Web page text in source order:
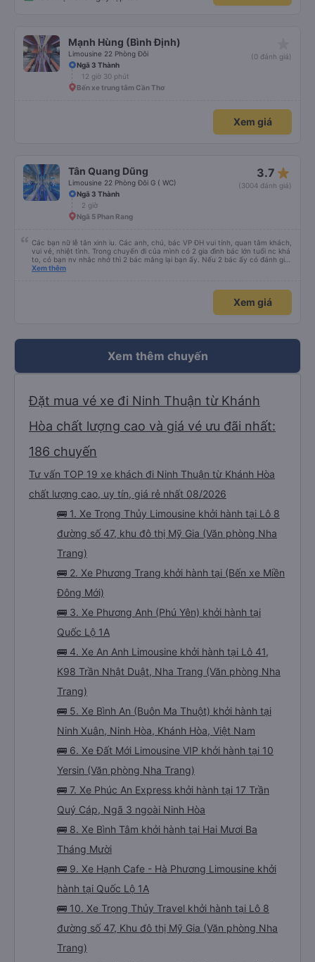
Mạnh Hùng (Bình Định)
Limousine 22 Phòng Đôi
(0 đánh giá)
Ngã 3 Thành
12 giờ 30 phút
Bến xe trung tâm Cần Thơ
Xem giá
Tân Quang Dũng
Limousine 22 Phòng Đôi G ( WC)
3.7 star_rate
(3004 đánh giá)
Ngã 3 Thành
2 giờ
Ngã 5 Phan Rang
Các bạn nữ lễ tân xinh iu. Các anh, chú, bác VP ĐH vui tính, quan tâm khách,
vui vẻ, nhiệt tình. Trong chuyến đi của mình có 2 gia đình bác lớn tuổi nc khá
to, có bạn nv nhắc nhở thì 2 bác mắng lại bạn ấy. Nếu 2 bác ấy có đánh giá
xấu thì mình ngược lại nha. Bạn ấy nhắc nhở rất đúng. 2 bác nói rất to. To
bạn ấy nha. Nếu bạn ấy bị trừ thì bảo bạn ấy liên hệ sđt của mình, mình hỗ
trợ ạ. Số mình đuôi 666, chuyến ĐH-NT ngày 16/1. À các bạn nữ lễ tân xinh
iu còn đổi cho mình phòng đơn sang đôi xong còn note là (một mình) yêu
Xem thêm
Xem giá
Xem thêm chuyến
Đặt mua vé xe đi Ninh Thuận từ Khánh
Hòa chất lượng cao và giá vé ưu đãi nhất:
186 chuyến
Tư vấn TOP 19 xe khách đi Ninh Thuận từ Khánh Hòa
chất lượng cao, uy tín, giá rẻ nhất 08/2026
🚌 1. Xe Trọng Thủy Limousine khởi hành tại Lô 8
đường số 47, khu đô thị Mỹ Gia (Văn phòng Nha
Trang)
🚌 2. Xe Phương Trang khởi hành tại (Bến xe Miền
Đông Mới)
🚌 3. Xe Phương Anh (Phú Yên) khởi hành tại
Quốc Lộ 1A
🚌 4. Xe An Anh Limousine khởi hành tại Lô 41,
K98 Trần Nhật Duật, Nha Trang (Văn phòng Nha
Trang)
🚌 5. Xe Bình An (Buôn Ma Thuột) khởi hành tại
Ninh Xuân, Ninh Hòa, Khánh Hòa, Việt Nam
🚌 6. Xe Đất Mới Limousine VIP khởi hành tại 10
Yersin (Văn phòng Nha Trang)
🚌 7. Xe Phúc An Express khởi hành tại 17 Trần
Quý Cáp, Ngã 3 ngoài Ninh Hòa
🚌 8. Xe Bình Tâm khởi hành tại Hai Mươi Ba
Tháng Mười
🚌 9. Xe Hạnh Cafe - Hà Phương Limousine khởi
hành tại Quốc Lộ 1A
🚌 10. Xe Trọng Thủy Travel khởi hành tại Lô 8
đường số 47, Khu đô thị Mỹ Gia (Văn phòng Nha
Trang)